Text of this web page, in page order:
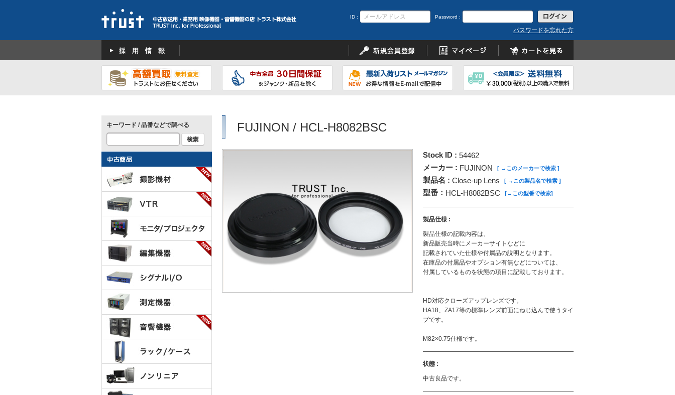
ID : Password :
パスワードを忘れた方
FUJINON / HCL-H8082BSC
Stock ID : 54462
メーカー : FUJINON [ →このメーカーで検索 ]
製品名 : Close-up Lens [ →この製品名で検索 ]
型番： HCL-H8082BSC [→この型番で検索]
製品仕様 :
製品仕様の記載内容は、
新品販売当時にメーカーサイトなどに
記載されていた仕様や付属品の説明となります。
在庫品の付属品やオプション有無などについては、
付属しているものを状態の項目に記載しております。
HD対応クローズアップレンズです。
HA18、ZA17等の標準レンズ前面にねじ込んで使うタイ
プです。
M82×0.75仕様です。
状態 :
中古良品です。
キーワード / 品番などで調べる